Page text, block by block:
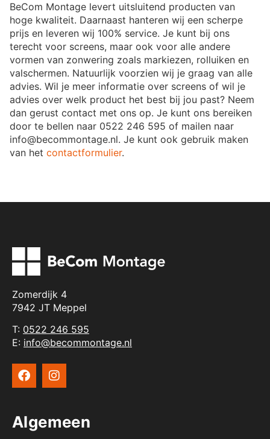
BeCom Montage levert uitsluitend producten van
hoge kwaliteit. Daarnaast hanteren wij een scherpe
prijs en leveren wij 100% service. Je kunt bij ons
terecht voor screens, maar ook voor alle andere
vormen van zonwering zoals markiezen, rolluiken en
valschermen. Natuurlijk voorzien wij je graag van alle
advies. Wil je meer informatie over screens of wil je
advies over welk product het best bij jou past? Neem
dan gerust contact met ons op. Je kunt ons bereiken
door te bellen naar 0522 246 595 of mailen naar
info@becommontage.nl. Je kunt ook gebruik maken
van het contactformulier.
Zomerdijk 4
7942 JT Meppel
T: 0522 246 595
E: info@becommontage.nl
Algemeen